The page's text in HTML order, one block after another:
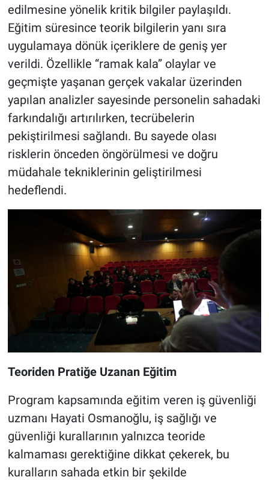
edilmesine yönelik kritik bilgiler paylaşıldı.
Eğitim süresince teorik bilgilerin yanı sıra
uygulamaya dönük içeriklere de geniş yer
verildi. Özellikle “ramak kala” olaylar ve
geçmişte yaşanan gerçek vakalar üzerinden
yapılan analizler sayesinde personelin sahadaki
farkındalığı artırılırken, tecrübelerin
pekiştirilmesi sağlandı. Bu sayede olası
risklerin önceden öngörülmesi ve doğru
müdahale tekniklerinin geliştirilmesi
hedeflendi.
Teoriden Pratiğe Uzanan Eğitim
Program kapsamında eğitim veren iş güvenliği
uzmanı Hayati Osmanoğlu, iş sağlığı ve
güvenliği kurallarının yalnızca teoride
kalmaması gerektiğine dikkat çekerek, bu
kuralların sahada etkin bir şekilde